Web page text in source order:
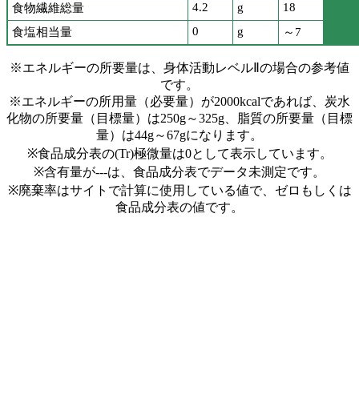
食物繊維総量
4.2 g
18
食塩相当量
0 g ～7
※エネルギーの所要量は、身体活動レベルⅡの場合の参考値
です。
※エネルギーの所用量（必要量）が2000kcalであれば、炭水
化物の所要量（目標量）は250g～325g、脂質の所要量（目標
量）は44g～67gになります。
※食品成分表の(Tr)極微量は0として表示しています。
※含有量が---は、食品成分表でデータ未測定です。
※廃棄率はサイトで計算に使用している値で、ゼロもしくは
食品成分表の値です。